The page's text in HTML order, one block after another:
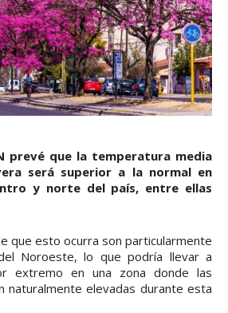
prevé que la temperatura media
será superior a la normal en
y norte del país, entre ellas
que esto ocurra son particularmente
Noroeste, lo que podría llevar a
extremo en una zona donde las
naturalmente elevadas durante esta